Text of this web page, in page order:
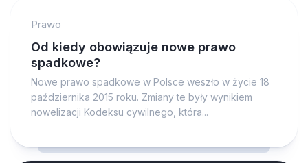
Prawo
Od kiedy obowiązuje nowe prawo
spadkowe?
Nowe prawo spadkowe w Polsce weszło w życie 18
października 2015 roku. Zmiany te były wynikiem
nowelizacji Kodeksu cywilnego, która...